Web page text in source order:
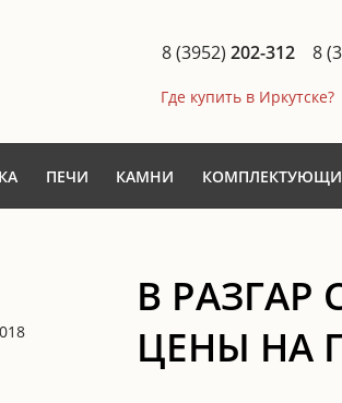
8 (3952) 202-312 8
Где купить в Иркутске?
ПЕЧИ КАМНИ
В РАЗГАР
ЦЕНЫ НА